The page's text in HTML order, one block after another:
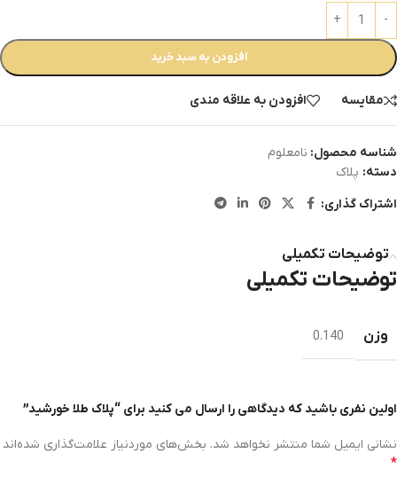
افزودن به سبد خرید
مقایسه افزودن به علاقه مندی
شناسه محصول: نامعلوم
دسته: پلاک
اشتراک گذاری:
توضیحات تکمیلی
توضیحات تکمیلی
وزن 0.140
اولین نفری باشید که دیدگاهی را ارسال می کنید برای “پلاک طلا خورشید”
نشانی ایمیل شما منتشر نخواهد شد. بخش‌های موردنیاز علامت‌گذاری شده‌اند
*